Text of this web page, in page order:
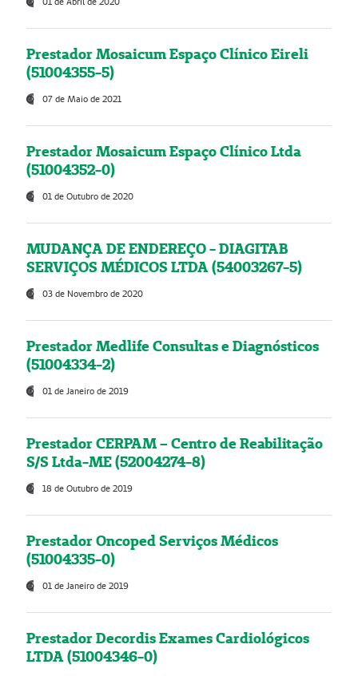
Prestador Mosaicum Espaço Clínico Eireli
(51004355-5)
07 de Maio de 2021
Prestador Mosaicum Espaço Clínico Ltda
(51004352-0)
01 de Outubro de 2020
MUDANÇA DE ENDEREÇO - DIAGITAB
SERVIÇOS MÉDICOS LTDA (54003267-5)
03 de Novembro de 2020
Prestador Medlife Consultas e Diagnósticos
(51004334-2)
01 de Janeiro de 2019
Prestador CERPAM – Centro de Reabilitação
S/S Ltda-ME (52004274-8)
18 de Outubro de 2019
Prestador Oncoped Serviços Médicos
(51004335-0)
01 de Janeiro de 2019
Prestador Decordis Exames Cardiológicos
LTDA (51004346-0)